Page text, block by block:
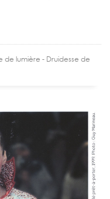
lumière - Druidesse de